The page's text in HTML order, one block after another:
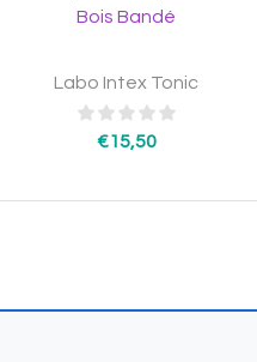
Bois Bandé
Labo Intex Tonic
€15,50